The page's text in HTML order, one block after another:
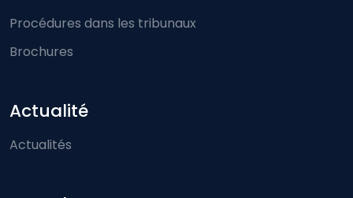
Procédures dans les tribunaux
Brochures
Actualité
Actualités